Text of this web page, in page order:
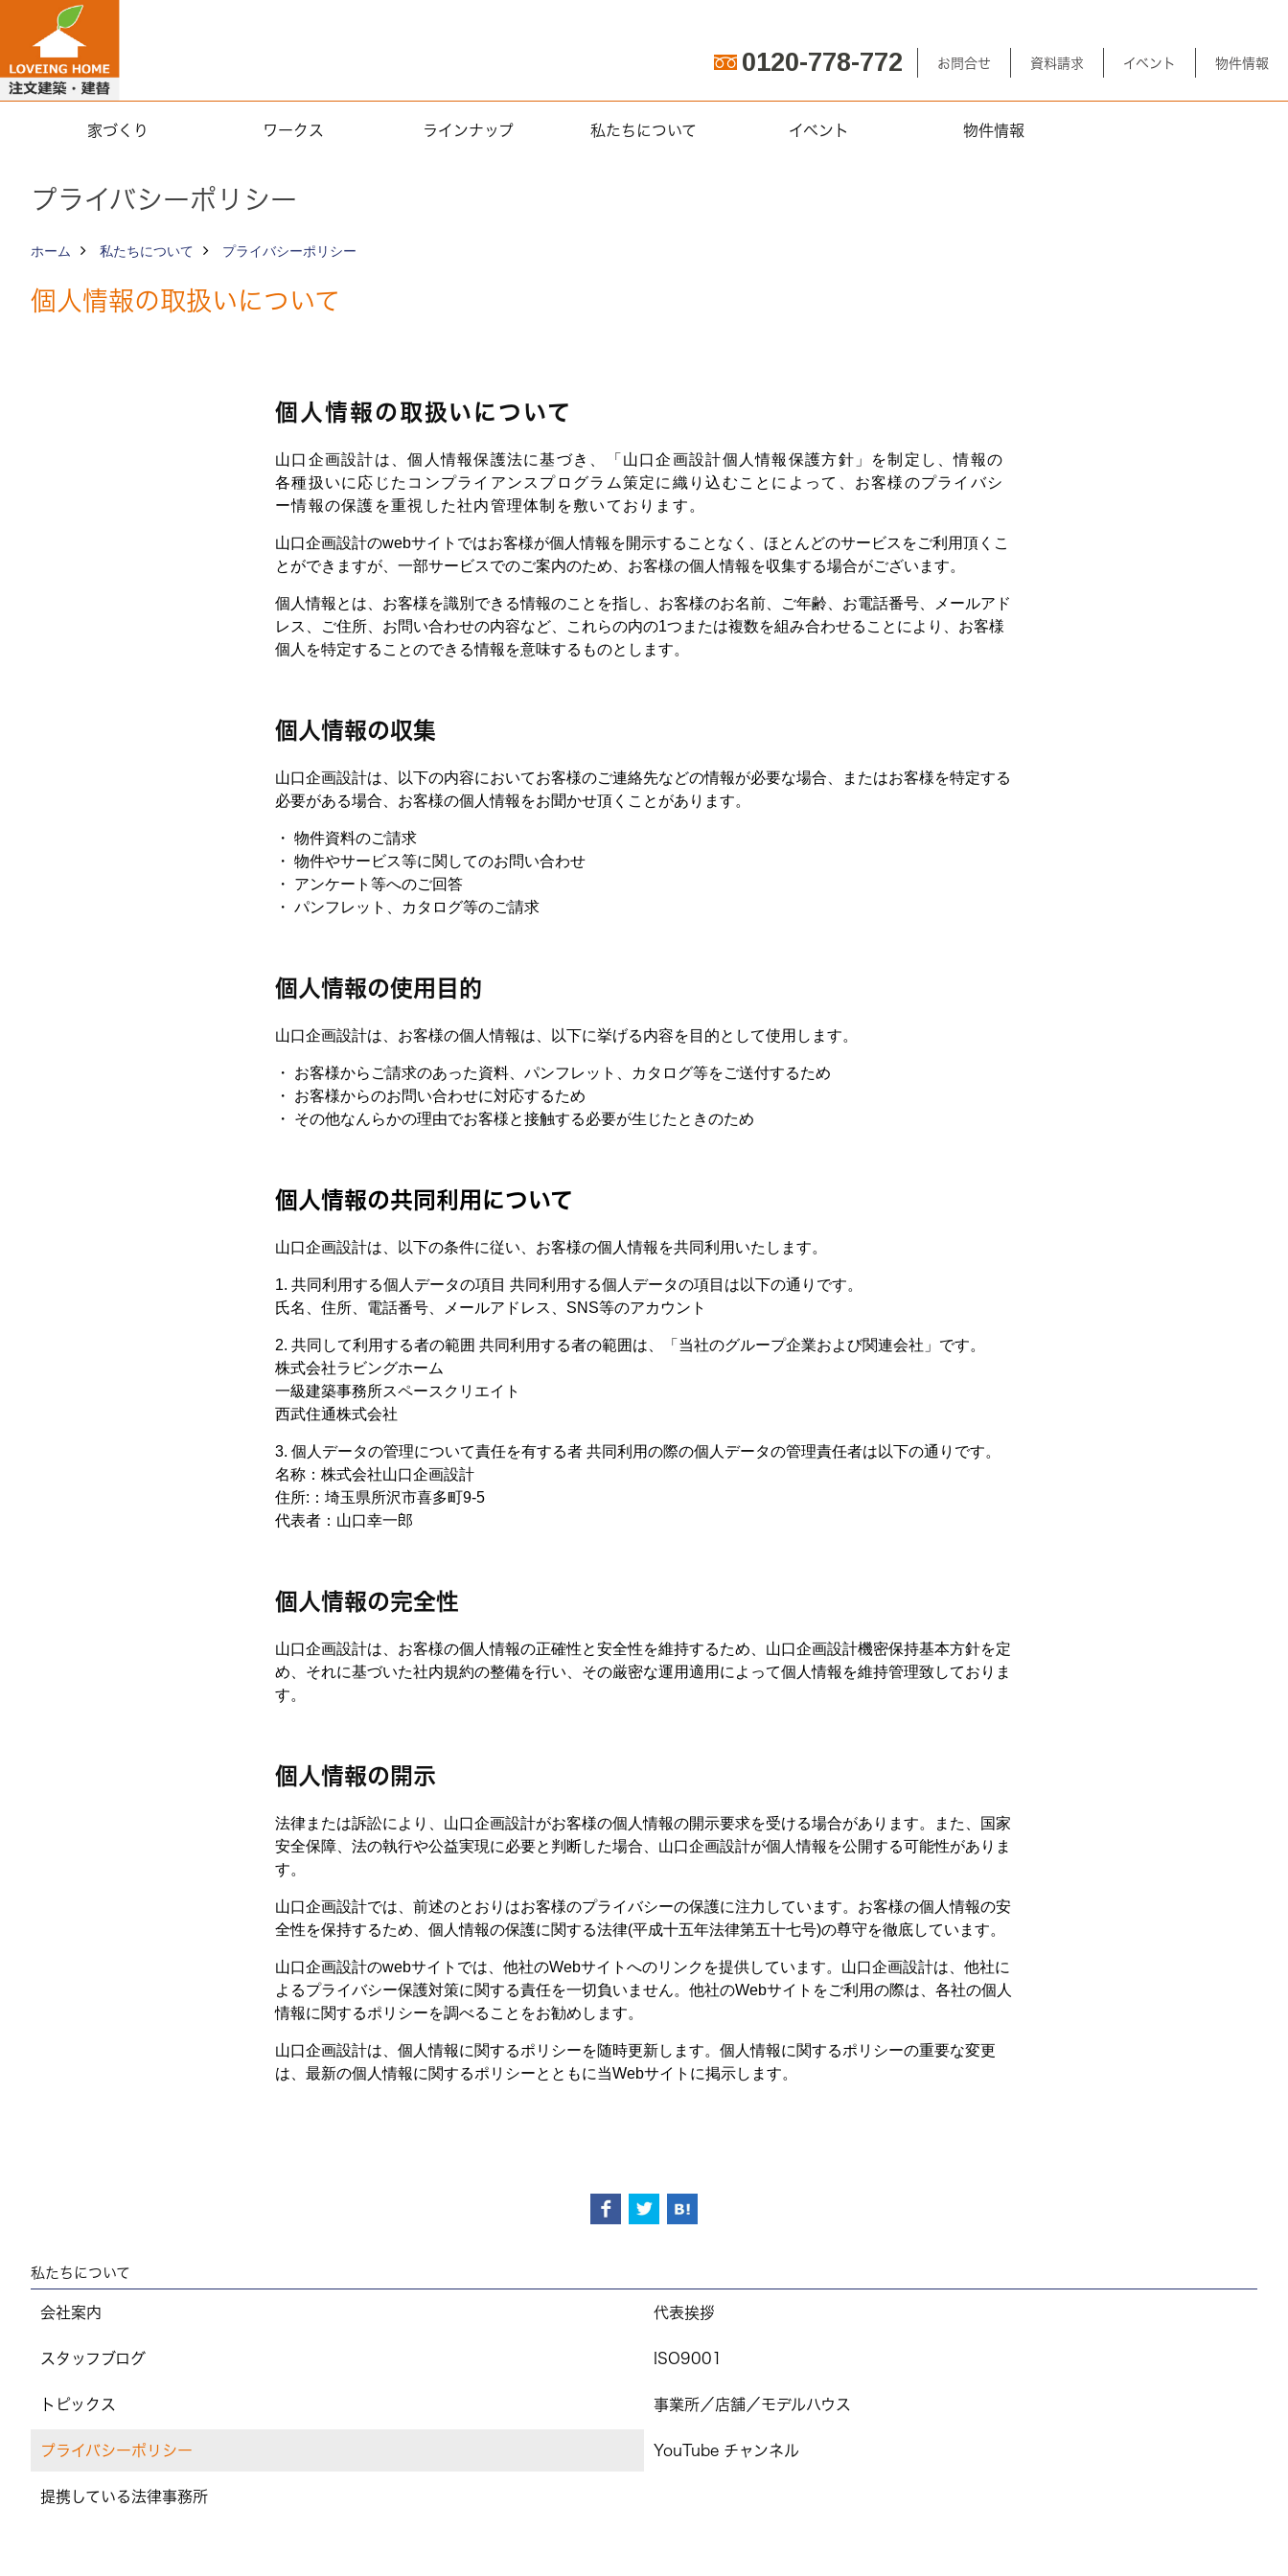
0120-778-772 お問合せ 資料請求 イベント 物件情報
家づくり ワークス ラインナップ 私たちについて イベント 物件情報
プライバシーポリシー
ホーム 私たちについて プライバシーポリシー
個人情報の取扱いについて
個人情報の取扱いについて
山口企画設計は、個人情報保護法に基づき、「山口企画設計個人情報保護方針」を制定し、情報の
各種扱いに応じたコンプライアンスプログラム策定に織り込むことによって、お客様のプライバシ
ー情報の保護を重視した社内管理体制を敷いております。
山口企画設計のwebサイトではお客様が個人情報を開示することなく、ほとんどのサービスをご利用頂くこ
とができますが、一部サービスでのご案内のため、お客様の個人情報を収集する場合がございます。
個人情報とは、お客様を識別できる情報のことを指し、お客様のお名前、ご年齢、お電話番号、メールアド
レス、ご住所、お問い合わせの内容など、これらの内の1つまたは複数を組み合わせることにより、お客様
個人を特定することのできる情報を意味するものとします。
個人情報の収集
山口企画設計は、以下の内容においてお客様のご連絡先などの情報が必要な場合、またはお客様を特定する
必要がある場合、お客様の個人情報をお聞かせ頂くことがあります。
・ 物件資料のご請求
・ 物件やサービス等に関してのお問い合わせ
・ アンケート等へのご回答
・ パンフレット、カタログ等のご請求
個人情報の使用目的
山口企画設計は、お客様の個人情報は、以下に挙げる内容を目的として使用します。
・ お客様からご請求のあった資料、パンフレット、カタログ等をご送付するため
・ お客様からのお問い合わせに対応するため
・ その他なんらかの理由でお客様と接触する必要が生じたときのため
個人情報の共同利用について
山口企画設計は、以下の条件に従い、お客様の個人情報を共同利用いたします。
1. 共同利用する個人データの項目 共同利用する個人データの項目は以下の通りです。
氏名、住所、電話番号、メールアドレス、SNS等のアカウント
2. 共同して利用する者の範囲 共同利用する者の範囲は、「当社のグループ企業および関連会社」です。
株式会社ラビングホーム
一級建築事務所スペースクリエイト
西武住通株式会社
3. 個人データの管理について責任を有する者 共同利用の際の個人データの管理責任者は以下の通りです。
名称：株式会社山口企画設計
住所:：埼玉県所沢市喜多町9-5
代表者：山口幸一郎
個人情報の完全性
山口企画設計は、お客様の個人情報の正確性と安全性を維持するため、山口企画設計機密保持基本方針を定
め、それに基づいた社内規約の整備を行い、その厳密な運用適用によって個人情報を維持管理致しておりま
す。
個人情報の開示
法律または訴訟により、山口企画設計がお客様の個人情報の開示要求を受ける場合があります。また、国家
安全保障、法の執行や公益実現に必要と判断した場合、山口企画設計が個人情報を公開する可能性がありま
す。
山口企画設計では、前述のとおりはお客様のプライバシーの保護に注力しています。お客様の個人情報の安
全性を保持するため、個人情報の保護に関する法律(平成十五年法律第五十七号)の尊守を徹底しています。
山口企画設計のwebサイトでは、他社のWebサイトへのリンクを提供しています。山口企画設計は、他社に
よるプライバシー保護対策に関する責任を一切負いません。他社のWebサイトをご利用の際は、各社の個人
情報に関するポリシーを調べることをお勧めします。
山口企画設計は、個人情報に関するポリシーを随時更新します。個人情報に関するポリシーの重要な変更
は、最新の個人情報に関するポリシーとともに当Webサイトに掲示します。
私たちについて
会社案内 代表挨拶
スタッフブログ ISO9001
トピックス 事業所／店舗／モデルハウス
プライバシーポリシー YouTube チャンネル
提携している法律事務所